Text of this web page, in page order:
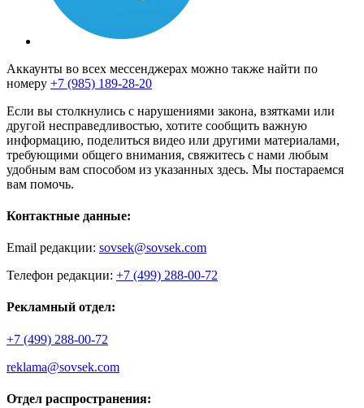
Аккаунты во всех мессенджерах можно также найти по
номеру +7 (985) 189-28-20
Если вы столкнулись с нарушениями закона, взятками или
другой несправедливостью, хотите сообщить важную
информацию, поделиться видео или другими материалами,
требующими общего внимания, свяжитесь с нами любым
удобным вам способом из указанных здесь. Мы постараемся
вам помочь.
Контактные данные:
Email редакции: sovsek@sovsek.com
Телефон редакции: +7 (499) 288-00-72
Рекламный отдел:
+7 (499) 288-00-72
reklama@sovsek.com
Отдел распространения: